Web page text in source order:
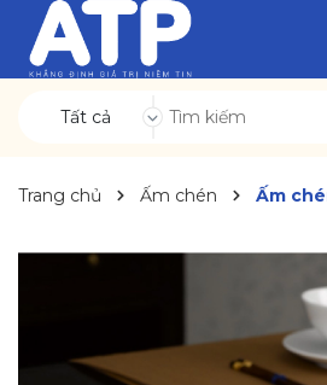
Tất cả
Trang chủ Ấm chén Ấm